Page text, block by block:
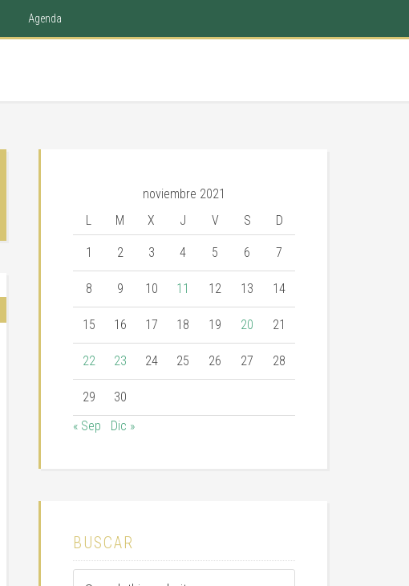
Agenda
noviembre 2021
L
M X J V S D
1 2 3 4 5 6 7
8 9 10 11 12 13 14
15 16 17 18 19 20 21
22 23 24 25 26 27 28
29
30
« Sep
Dic »
BUSCAR